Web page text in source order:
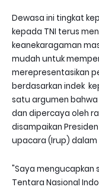
Dewasa ini tingkat
kepada TNI terus
keanekaragaman m
mudah untuk
merepresentasikan
berdasarkan indek
satu argumen bahwa
dan dipercaya oleh
disampaikan P
upacara (Irup) dalam
"Saya mengucapkan
Tentara Nasional